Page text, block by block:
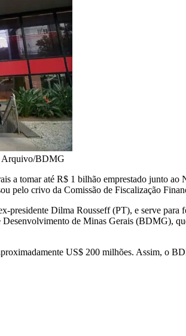
Arquivo/BDMG
a tomar até R$ 1 bilhão emprestado junto
pelo crivo da Comissão de Fiscalização
presidente Dilma Rousseff (PT), e serve
de Minas Gerais (BDMG),
US$ 200 milhões. Assim, o